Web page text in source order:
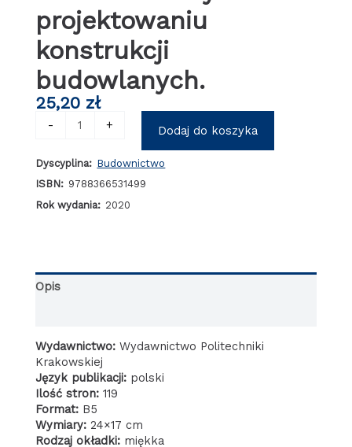
projektowaniu
konstrukcji
budowlanych.
25,20 zł
-
Znaczenie
stali,
sposobu
modelowania
projektowaniu
konstrukcji
+ Dodaj do koszyka
Dyscyplina: Budownictwo
ISBN: 9788366531499
Rok wydania: 2020
Opis
Wydawnictwo: Wydawnictwo Politechniki
Krakowskiej
Język publikacji: polski
Ilość stron: 119
Format: B5
Wymiary: 24×17 cm
Rodzaj okładki: miękka